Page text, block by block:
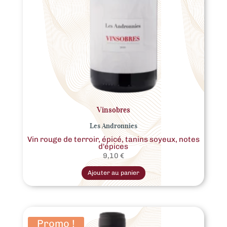
Vinsobres
Les Andronnies
Vin rouge de terroir, épicé, tanins soyeux, notes
d'épices
9,10 €
Ajouter au panier
Ce
produit
a
plusieurs
variations.
options
peuvent
être
Promo !